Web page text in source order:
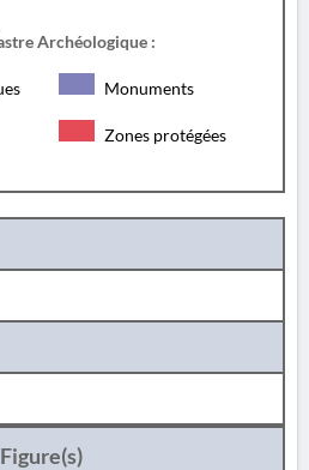
Archéologique :
Monuments
Zones protégées
Figure(s)